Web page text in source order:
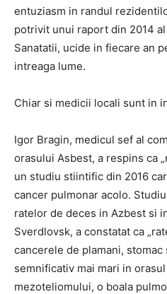
entuziasm in randul
potrivit unui raport din 2014
Sanatatii, ucide in fiecare an
intreaga lume.
Chiar si medicii locali sunt in
Igor Bragin, medicul sef al
orasului Asbest, a respins ca
un studiu stiintific din 2016
cancer pulmonar acolo.
ratelor de deces in Azbest si
Sverdlovsk, a constatat ca
cancerele de plamani,
semnificativ mai mari in
mezoteliomului, o boala